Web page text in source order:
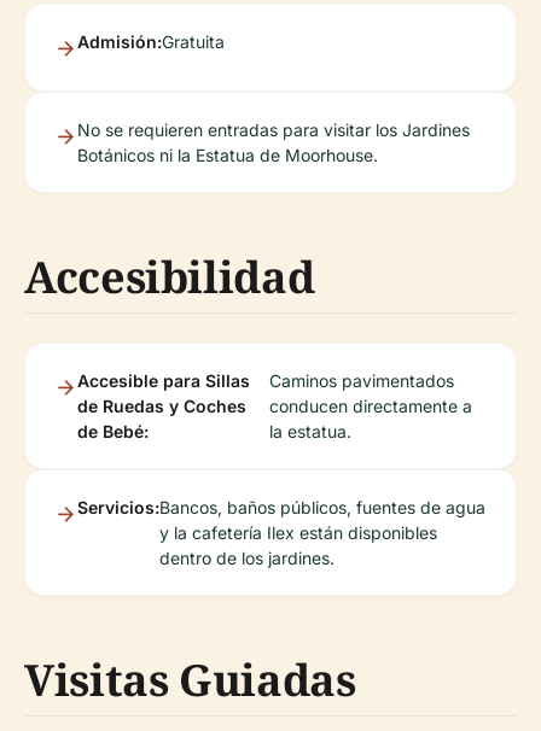
Admisión:Gratuita
No se requieren entradas para visitar los Jardines
Botánicos ni la Estatua de Moorhouse.
Accesibilidad
Accesible para Sillas
de Ruedas y Coches
de Bebé:
Caminos pavimentados
conducen directamente a
la estatua.
Servicios:Bancos, baños públicos, fuentes de agua
y la cafetería Ilex están disponibles
dentro de los jardines.
Visitas Guiadas